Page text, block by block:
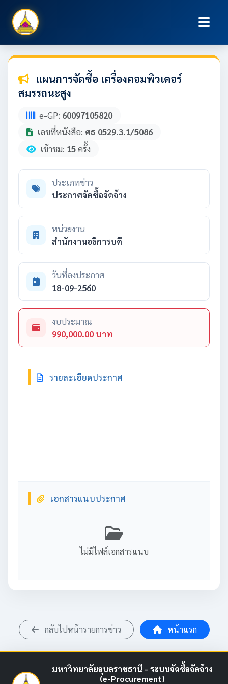
แผนการจัดซื้อ เครื่องคอมพิวเตอร์
สมรรถนะสูง
e-GP: 60097105820
เลขที่หนังสือ: ศธ 0529.3.1/5086
เข้าชม: 15ครั้ง
ประเภทข่าว
ประกาศจัดซื้อจัดจ้าง
หน่วยงาน
สำนักงานอธิการบดี
วันที่ลงประกาศ
18-09-2560
งบประมาณ
990,000.00 บาท
รายละเอียดประกาศ
เอกสารแนบประกาศ
ไม่มีไฟล์เอกสารแนบ
กลับไปหน้ารายการข่าว หน้าแรก
มหาวิทยาลัยอุบลราชธานี - ระบบจัดซื้อจัดจ้าง
(e-Procurement)